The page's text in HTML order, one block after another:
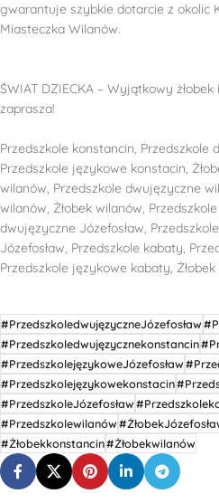
gwarantuje szybkie dotarcie z okolic
Miasteczka Wilanów.
ŚWIAT DZIECKA – Wyjątkowy
zaprasza!
Przedszkole konstancin, Przedszkole
Przedszkole językowe konstacin,
wilanów, Przedszkole dwujęzyczne
wilanów, Żłobek wilanów,
dwujęzyczne Józefosław,
Józefosław, Przedszkole kabaty,
Przedszkole językowe kabaty,
#PrzedszkoledwujęzyczneJózefosław
#Przedszkoledwujęzycznekonstancin
#PrzedszkolejęzykoweJózefosław
#Przedszkolejęzykowekonstacin
#PrzedszkoleJózefosław
#Przedszkolewilanów
#Żłobekkonstancin#Żłobekwilanów